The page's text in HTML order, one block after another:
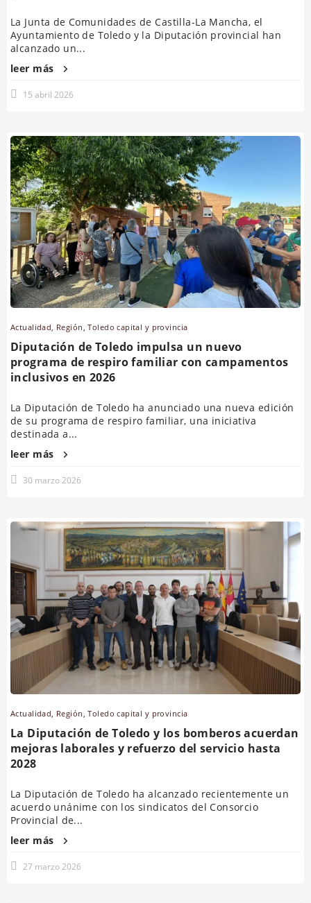
La Junta de Comunidades de Castilla-La Mancha, el
Ayuntamiento de Toledo y la Diputación provincial han
alcanzado un...
leer más
15 abril 2026
Actualidad, Región,Toledo capital y provincia
Diputación de Toledo impulsa un nuevo
programa de respiro familiar con campamentos
inclusivos en 2026
La Diputación de Toledo ha anunciado una nueva edición
de su programa de respiro familiar, una iniciativa
destinada a...
leer más
30 marzo 2026
Actualidad Región ,Toledo capital y provincia
La Diputación de Toledo y los bomberos acuerdan
mejoras laborales y refuerzo del servicio hasta
2028
La Diputación de Toledo ha alcanzado recientemente un
acuerdo unánime con los sindicatos del Consorcio
Provincial de...
leer más
27 marzo 2026